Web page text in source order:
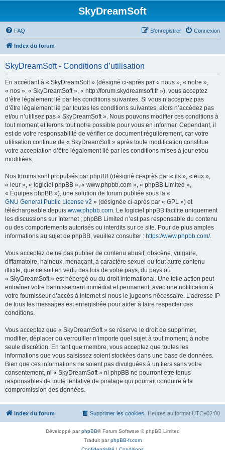
SkyDreamSoft
FAQ Connexion
S’enregistrer
Index du forum
SkyDreamSoft - Conditions d’utilisation
En accédant à « SkyDreamSoft » (désigné ci-après par « nous », « notre »,
« nos », « SkyDreamSoft », « http://forum.skydreamsoft.fr »), vous acceptez
d’être légalement lié par les conditions suivantes. Si vous n’acceptez pas
d’être légalement lié par toutes les conditions suivantes, alors n’accédez pas
et/ou n’utilisez pas « SkyDreamSoft ». Nous pouvons modifier ces conditions à
tout moment et ferons tout notre possible pour vous en informer. Cependant, il
est de votre responsabilité de vérifier ce document régulièrement, car votre
utilisation continue de « SkyDreamSoft » après toute modification constitue
votre acceptation d’être légalement lié par les conditions mises à jour et/ou
modifiées.
Nos forums sont propulsés par phpBB (désigné ci-après par « ils », « eux »,
« leur », « logiciel phpBB », « www.phpbb.com », « phpBB Limited »,
« Équipes phpBB »), une solution de forum publiée sous la «
GNU General Public License v2 » (désignée ci-après par « GPL ») et
téléchargeable depuis www.phpbb.com. Le logiciel phpBB facilite uniquement
les discussions sur Internet ; phpBB Limited n’est pas responsable du contenu
ou des comportements autorisés ou interdits sur ce site. Pour de plus amples
informations au sujet de phpBB, veuillez consulter : https://www.phpbb.com/.
Vous acceptez de ne pas publier de contenu abusif, obscène, vulgaire,
diffamatoire, haineux, menaçant, à caractère sexuel ou tout autre contenu
illicite, que ce soit en vertu des lois de votre pays, du pays où
« SkyDreamSoft » est hébergé ou du droit international. Une telle action peut
entraîner votre bannissement immédiat et permanent, avec une notification à
votre fournisseur d’accès à Internet si nous le jugeons nécessaire. L’adresse IP
de tous les messages est enregistrée pour aider à faire respecter ces
conditions.
Vous acceptez que « SkyDreamSoft » se réserve le droit de supprimer,
modifier, déplacer ou verrouiller n’importe quel sujet à tout moment, à notre
seule discrétion. En tant que membre, vous acceptez que toutes les
informations que vous saisissez soient stockées dans une base de données.
Bien que ces informations ne soient pas divulguées à un tiers sans votre
consentement, ni « SkyDreamSoft » ni phpBB ne pourront être tenus
responsables de toute tentative de piratage qui pourrait conduire à la
compromission des données.
Index du forum Heures au format UTC+02:00
Supprimer les cookies
Développé parphpBB® Forum Software © phpBB Limited
Traduit parphpBB-fr.com